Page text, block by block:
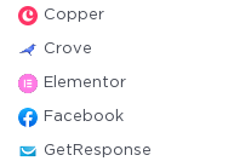
Copper
Crove
Elementor
Facebook
GetResponse